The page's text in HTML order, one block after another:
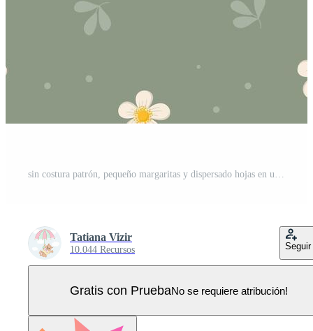
sin costura patrón, pequeño margaritas y dispersado hojas en un verde fondo, fondo, imprimir, textil, fondo de pantalla, vector Vector Pro
Tatiana Vizir
10.044 Recursos Seguir
Gratis con PruebaNo se requiere atribución!